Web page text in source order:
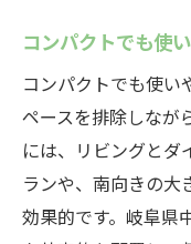
コンパクトでも使
コンパクトでも使い
ペースを排除しなが
には、リビングとダ
ランや、南向きの大
効果的です。岐阜県